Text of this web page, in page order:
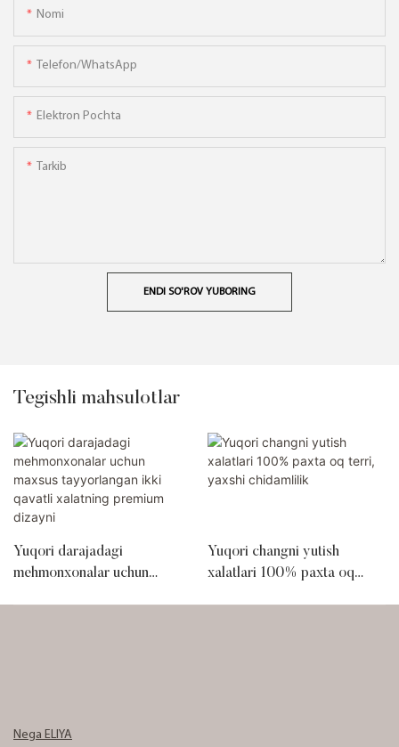
Nomi
Telefon/WhatsApp
Elektron Pochta
Tarkib
ENDI SO'ROV YUBORING
Tegishli mahsulotlar
Yuqori darajadagi
mehmonxonalar uchun
Yuqori changni yutish
xalatlari 100% paxta oq
Nega ELIYA